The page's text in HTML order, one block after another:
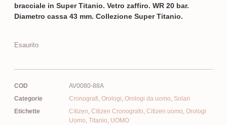
bracciale in Super Titanio. Vetro zaffiro. WR 20 bar.
Diametro cassa 43 mm. Collezione Super Titanio.
Esaurito
COD
AV0080-88A
Categorie
Cronografi, Orologi, Orologi da uomo, Solari
Etichette
Citizen, Citizen Cronografo, Citizen uomo, Orologi
Uomo, Titanio, UOMO